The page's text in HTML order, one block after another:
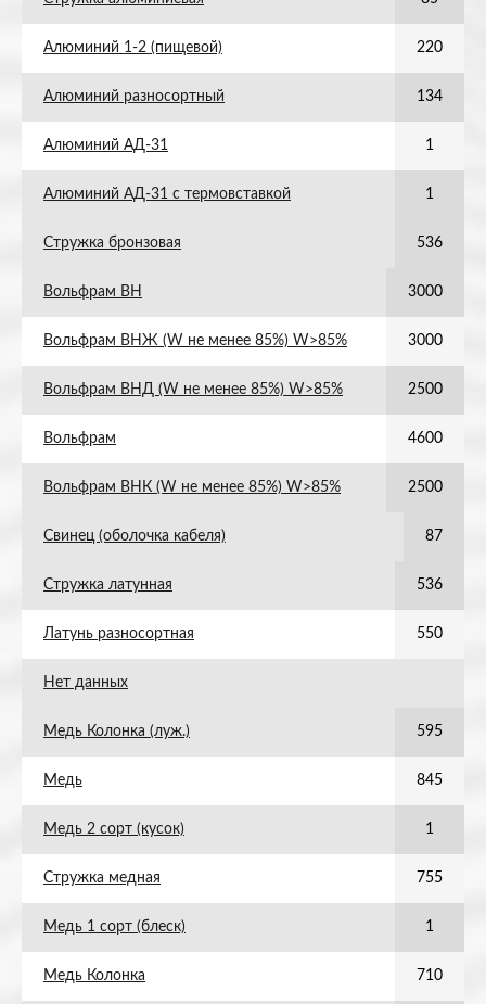
Алюминий 1-2 (пищевой) 220
Алюминий разносортный 134
Алюминий АД-31 1
Алюминий АД-31 с термовставкой 1
Стружка бронзовая 536
Вольфрам ВН 3000
Вольфрам ВНЖ (W не менее 85%) W>85% 3000
Вольфрам ВНД (W не менее 85%) W>85% 2500
Вольфрам 4600
Вольфрам ВНК (W не менее 85%) W>85% 2500
Свинец (оболочка кабеля) 87
Стружка латунная 536
Латунь разносортная 550
Нет данных
Медь Колонка (луж.) 595
Медь 845
Медь 2 сорт (кусок) 1
Стружка медная 755
Медь 1 сорт (блеск) 1
Медь Колонка 710